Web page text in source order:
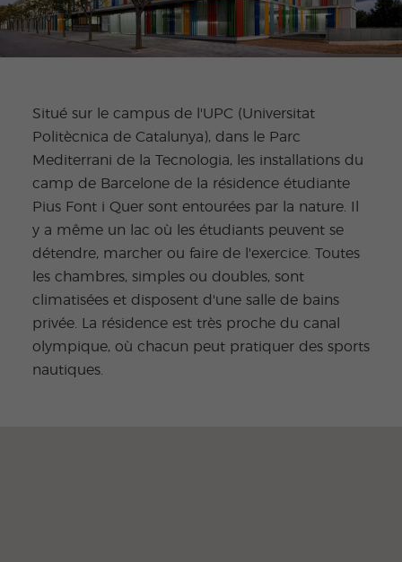
Situé sur le campus de l'UPC (Universitat
Politècnica de Catalunya), dans le Parc
Mediterrani de la Tecnologia, les installations du
camp de Barcelone de la résidence étudiante
Pius Font i Quer sont entourées par la nature. Il
y a même un lac où les étudiants peuvent se
détendre, marcher ou faire de l'exercice. Toutes
les chambres, simples ou doubles, sont
climatisées et disposent d'une salle de bains
privée. La résidence est très proche du canal
olympique, où chacun peut pratiquer des sports
nautiques.